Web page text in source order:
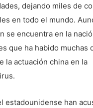
dejando miles de
en todo el mundo.
se encuentra en la
que ha habido muchas
la actuación china en la
estadounidense han